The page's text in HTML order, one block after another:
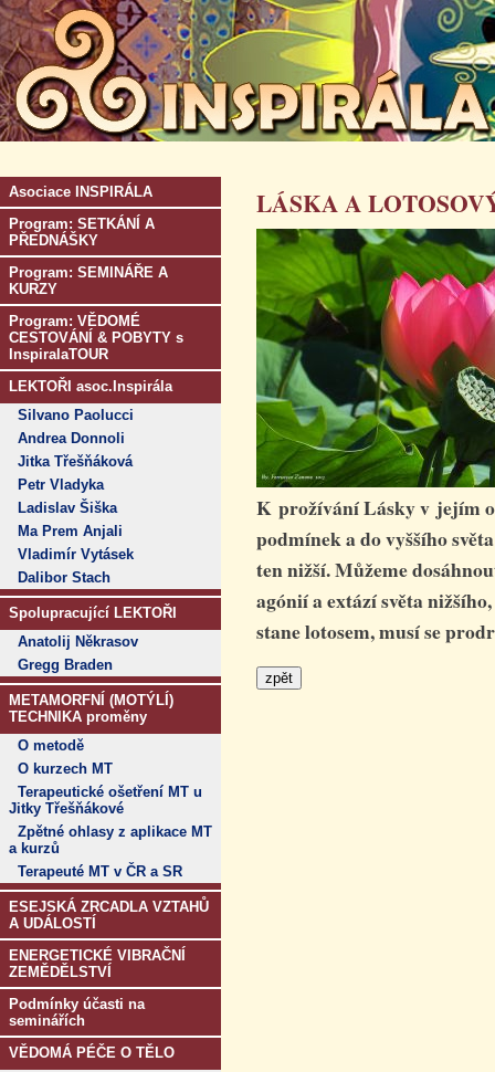
Asociace INSPIRÁLA
Program: SETKÁNÍ A
PŘEDNÁŠKY
Program: SEMINÁŘE A
KURZY
Program: VĚDOMÉ
CESTOVÁNÍ & POBYTY s
InspiralaTOUR
LEKTOŘI asoc.Inspirála
Silvano Paolucci
Andrea Donnoli
Jitka Třešňáková
Petr Vladyka
Ladislav Šiška
Ma Prem Anjali
Vladimír Vytásek
Dalibor Stach
Spolupracující LEKTOŘI
Anatolij Někrasov
Gregg Braden
METAMORFNÍ (MOTÝLÍ)
TECHNIKA proměny
O metodě
O kurzech MT
Terapeutické ošetření MT u
Jitky Třešňákové
Zpětné ohlasy z aplikace MT
a kurzů
Terapeuté MT v ČR a SR
ESEJSKÁ ZRCADLA VZTAHŮ
A UDÁLOSTÍ
ENERGETICKÉ VIBRAČNÍ
ZEMĚDĚLSTVÍ
Podmínky účasti na
seminářích
VĚDOMÁ PÉČE O TĚLO
LÁSKA A
K prožívání Lásky v jejím
podmínek a do vyššího
ten nižší. Můžeme
agónií a extází světa
stane lotosem, musí se